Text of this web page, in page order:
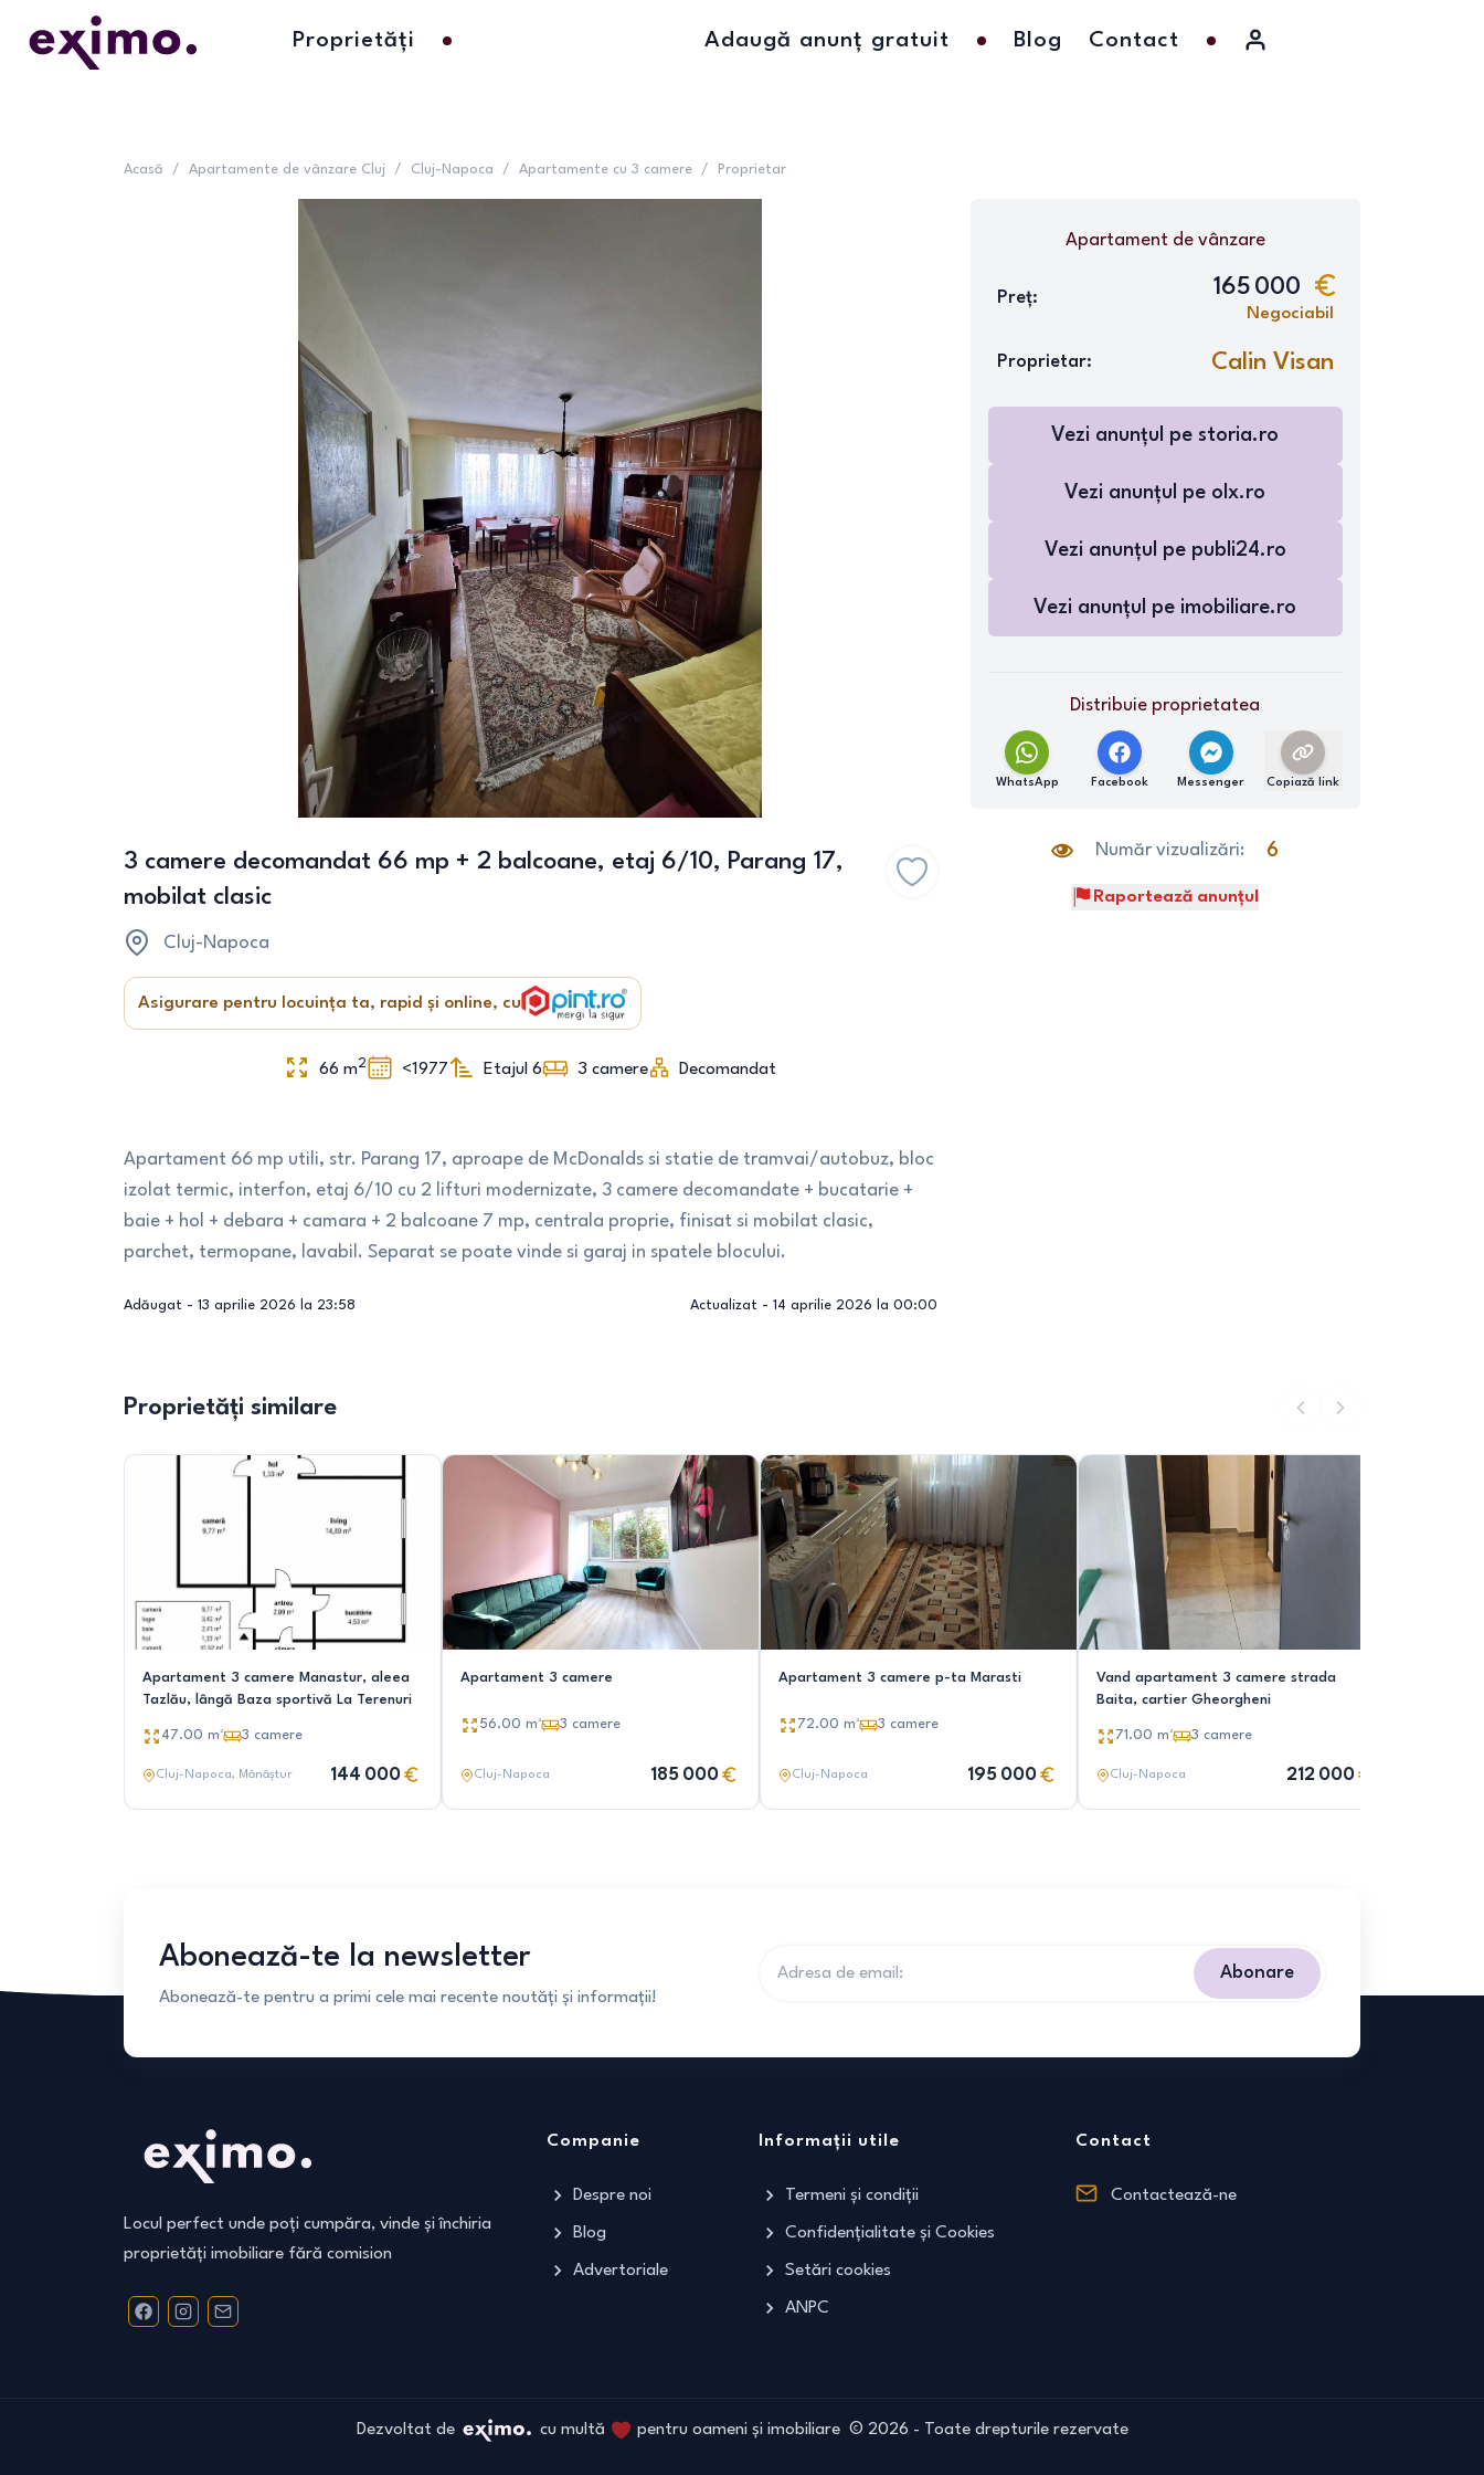
Proprietăți Adaugă anunț gratuit Blog Contact
Acasă / Apartamente de vânzare Cluj / Cluj-Napoca / Apartamente cu 3 camere / Proprietar
3 camere decomandat 66 mp + 2 balcoane, etaj 6/10, Parang 17,
mobilat clasic
Cluj-Napoca
Asigurare pentru locuința ta, rapid și online, cu
66 m2 <1977 Etajul 6 3 camere Decomandat
Apartament 66 mp utili, str. Parang 17, aproape de McDonalds si statie de tramvai/autobuz, bloc
izolat termic, interfon, etaj 6/10 cu 2 lifturi modernizate, 3 camere decomandate + bucatarie +
baie + hol + debara + camara + 2 balcoane 7 mp, centrala proprie, finisat si mobilat clasic,
parchet, termopane, lavabil. Separat se poate vinde si garaj in spatele blocului.
Adăugat - 13 aprilie 2026 la 23:58 Actualizat - 14 aprilie 2026 la 00:00
Apartamentde vânzare
Preț: 165 000
Negociabil
Proprietar: Calin Visan
Vezi anunțul pestoria.ro
Vezi anunțul pe olx.ro
Vezi anunțul pe publi24.ro
Vezi anunțul pe imobiliare.ro
Distribuie proprietatea
WhatsApp Facebook Messenger Copiază link
Număr vizualizări: 6
Raportează anunțul
Proprietăți similare
Apartament 3 camere Manastur, aleea
Tazlău, lângă Baza sportivă La Terenuri
47.00 m² 3 camere
Cluj-Napoca, Mănăștur 144 000
Apartament 3 camere
56.00 m² 3 camere
Cluj-Napoca 185 000
Apartament 3 camere p-ta Marasti
72.00 m² 3 camere
Cluj-Napoca 195 000
Vand apartament 3 camere strada
Baita, cartier Gheorgheni
71.00 m² 3 camere
Cluj-Napoca 212 000
Abonează-te la newsletter
Abonează-te pentru a primi cele mai recente noutăți și informații!
Abonare
Locul perfect unde poți cumpăra, vinde și închiria
proprietăți imobiliare fără comision
Companie
Despre noi
Blog
Advertoriale
Informații utile
Termeni și condiții
Confidențialitate și Cookies
Setări cookies
ANPC
Contact
Contactează-ne
Dezvoltat de cu multă pentru oameni și imobiliare© 2026 - Toate drepturile rezervate